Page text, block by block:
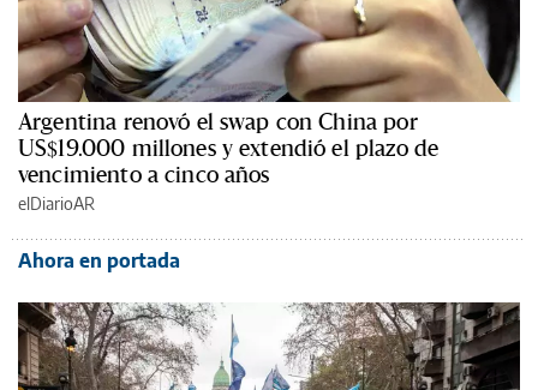
Argentina renovó el swap con China por
US$19.000 millones y extendió el plazo de
vencimiento a cinco años
elDiarioAR
Ahora en portada